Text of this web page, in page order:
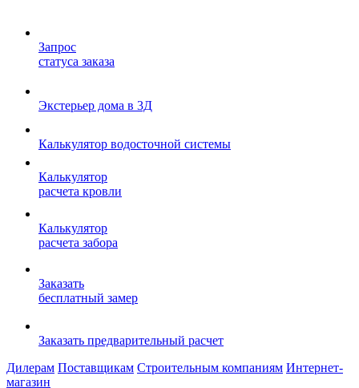
Запрос
статуса заказа
Экстерьер дома в 3Д
Калькулятор водосточной системы
Калькулятор
расчета кровли
Калькулятор
расчета забора
Заказать
бесплатный замер
Заказать предварительный расчет
Дилерам Поставщикам Строительным компаниям Интернет-
магазин